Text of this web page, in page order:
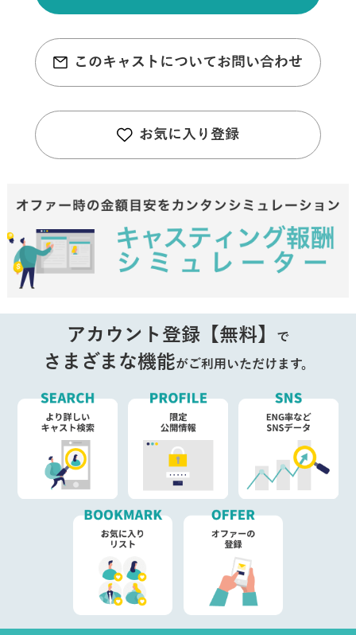
このキャストについてお問い合わせ
お気に入り登録
アカウント登録【無料】 で
さまざまな機能がご利用いただけます。